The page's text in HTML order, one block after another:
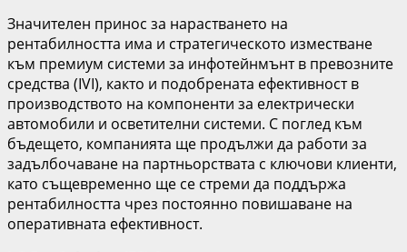
Значителен принос за нарастването на
рентабилността има и стратегическото изместване
към премиум системи за инфотейнмънт в превозните
средства (IVI), както и подобрената ефективност в
производството на компоненти за електрически
автомобили и осветителни системи. С поглед към
бъдещето, компанията ще продължи да работи за
задълбочаване на партньорствата с ключови клиенти,
като същевременно ще се стреми да поддържа
рентабилността чрез постоянно повишаване на
оперативната ефективност.